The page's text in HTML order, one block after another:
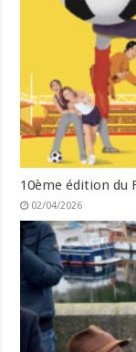
10ème édition du
02/04/2026